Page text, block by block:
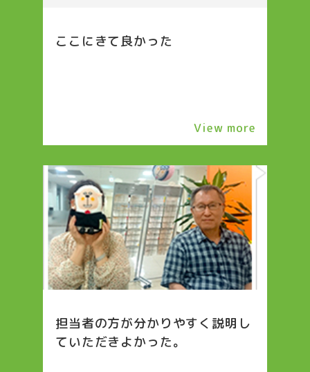
ここにきて良かった
View more
担当者の方が分かりやすく説明し
ていただきよかった。